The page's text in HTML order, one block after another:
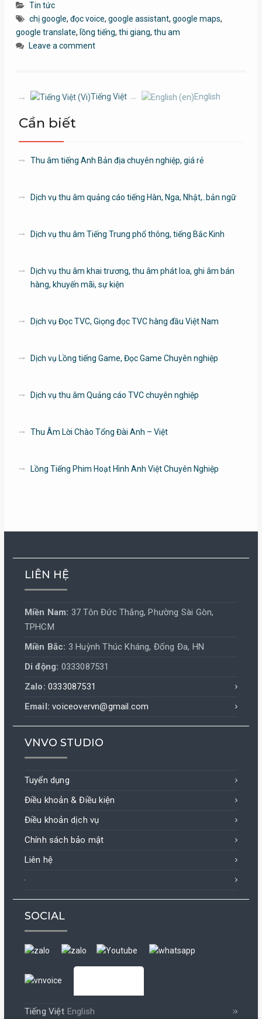
Tin tức
chị google, đọc voice, google assistant, google maps,
google translate, lồng tiếng, thi giang, thu am
Leave a comment
Tiếng Việt English
Cần biết
Thu âm tiếng Anh Bản địa chuyên nghiệp, giá rẻ
Dịch vụ thu âm quảng cáo tiếng Hàn, Nga, Nhật,..bản ngữ
Dịch vụ thu âm Tiếng Trung phổ thông, tiếng Bắc Kinh
Dịch vụ thu âm khai trương, thu âm phát loa, ghi âm bán
hàng, khuyến mãi, sự kiện
Dịch vụ Đọc TVC, Giọng đọc TVC hàng đầu Việt Nam
Dịch vụ Lồng tiếng Game, Đọc Game Chuyên nghiệp
Dịch vụ thu âm Quảng cáo TVC chuyên nghiệp
Thu Âm Lời Chào Tổng Đài Anh – Việt
Lồng Tiếng Phim Hoạt Hình Anh Việt Chuyên Nghiệp
LIÊN HỆ
Miền Nam: 37 Tôn Đức Thắng, Phường Sài Gòn,
TPHCM
Miền Bắc: 3 Huỳnh Thúc Kháng, Đống Đa, HN
Di động: 0333087531
Zalo: 0333087531
Email: voiceovervn@gmail.com
VNVO STUDIO
Tuyển dụng
Điều khoản & Điều kiện
Điều khoản dịch vụ
Chính sách bảo mật
Liên hệ
SOCIAL
Tiếng Việt English